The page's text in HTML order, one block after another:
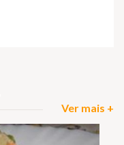
Ver mais +